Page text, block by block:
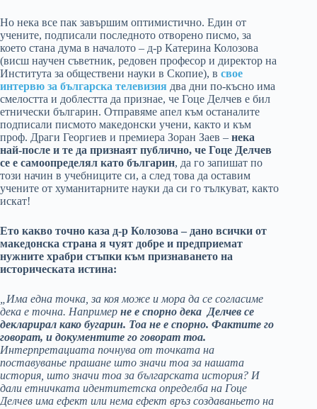
Но нека все пак завършим оптимистично. Един от
учените, подписали последното отворено писмо, за
което стана дума в началото – д-р Катерина Колозова
(висш научен съветник, редовен професор и директор на
Института за обществени науки в Скопие), в свое
интервю за българска телевизия два дни по-късно има
смелостта и доблестта да признае, че Гоце Делчев е бил
етнически българин. Отправяме апел към останалите
подписали писмото македонски учени, както и към
проф. Драги Георгиев и премиера Зоран Заев – нека
най-после и те да признаят публично, че Гоце Делчев
се е самоопределял като българин, да го запишат по
този начин в учебниците си, а след това да оставим
учените от хуманитарните науки да си го тълкуват, както
искат!
Ето какво точно каза д-р Колозова – дано всички от
македонска страна я чуят добре и предприемат
нужните храбри стъпки към признаването на
историческата истина:
„Има една точка, за коя може и мора да се согласиме
дека е точна. Например не е спорно дека Делчев се
декларирал како бугарин. Тоа не е спорно. Фактите го
говорат, и документите го говорат тоа.
Интерпретациата почнува от точката на
поставуванье прашане што значи тоа за нашата
история, што значи тоа за българската история? И
дали етничката идентитетска определба на Гоце
Делчев има ефект или нема ефект връз создаваньето на